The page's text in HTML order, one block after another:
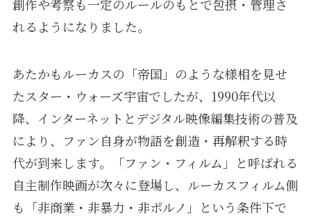
創作や考察も一定のルールのもとで包摂・管理さ
れるようになりました。
あたかもルーカスの「帝国」のような様相を見せ
たスター・ウォーズ宇宙でしたが、1990年代以
降、インターネットとデジタル映像編集技術の普及
により、ファン自身が物語を創造・再解釈する時
代が到来します。「ファン・フィルム」と呼ばれる
自主制作映画が次々に登場し、ルーカスフィルム側
も「非商業・非暴力・非ポルノ」という条件下で